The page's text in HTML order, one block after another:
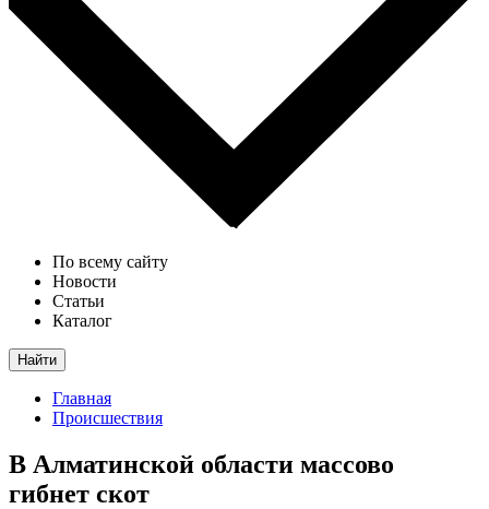
По всему сайту
Новости
Статьи
Каталог
Найти
Главная
Происшествия
В Алматинской области массово
гибнет скот